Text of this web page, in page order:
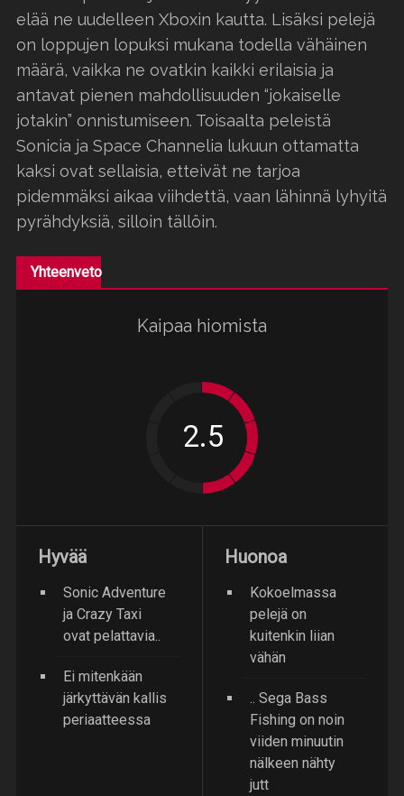
elää ne uudelleen Xboxin kautta. Lisäksi pelejä
on loppujen lopuksi mukana todella vähäinen
määrä, vaikka ne ovatkin kaikki erilaisia ja
antavat pienen mahdollisuuden “jokaiselle
jotakin” onnistumiseen. Toisaalta peleistä
Sonicia ja Space Channelia lukuun ottamatta
kaksi ovat sellaisia, etteivät ne tarjoa
pidemmäksi aikaa viihdettä, vaan lähinnä lyhyitä
pyrähdyksiä, silloin tällöin.
Yhteenveto
Kaipaa hiomista
Hyvää
Sonic Adventure
ja Crazy Taxi
ovat pelattavia..
Ei mitenkään
järkyttävän kallis
periaatteessa
Huonoa
Kokoelmassa
pelejä on
kuitenkin liian
vähän
.. Sega Bass
Fishing on noin
viiden minuutin
nälkeen nähty
jutt